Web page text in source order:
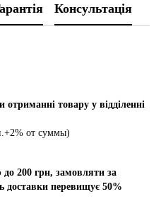
Консультація
товару у відділенні
от суммы)
200 грн, замовляти за
доставки перевищує 50%